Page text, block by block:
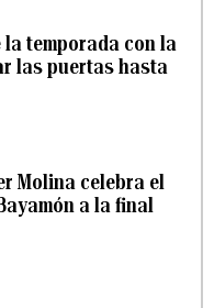
temporada con la
las puertas hasta
Molina celebra el
a la final